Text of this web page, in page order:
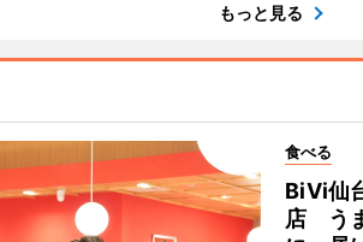
もっと見る
食べる
BiVi仙
店 う